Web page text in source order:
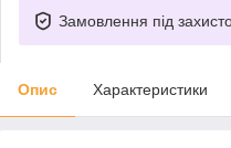
Замовлення під
Опис Характеристики